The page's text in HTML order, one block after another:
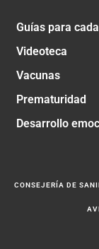
Guías para
Videoteca
Vacunas
Prematuridad
Desarrollo
CONSEJERÍA DE